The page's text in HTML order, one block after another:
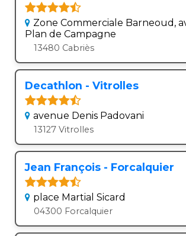
Zone Commerciale Barneoud,
Plan de Campagne
13480 Cabriès
Decathlon - Vitrolles
avenue Denis Padovani
13127 Vitrolles
Jean François - Forcalquier
place Martial Sicard
04300 Forcalquier